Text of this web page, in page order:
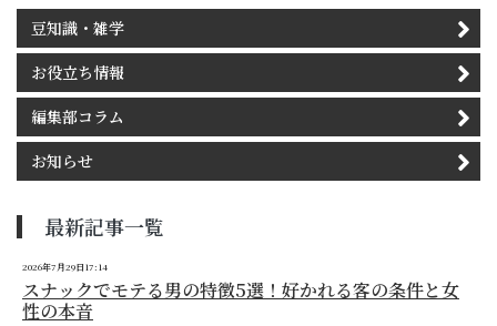
豆知識・雑学
お役立ち情報
編集部コラム
お知らせ
最新記事一覧
2026年7月29日17:14
スナックでモテる男の特徴5選！好かれる客の条件と女
性の本音